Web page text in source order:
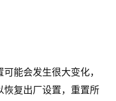
能会发生很大变化，
恢复出厂设置，重置所